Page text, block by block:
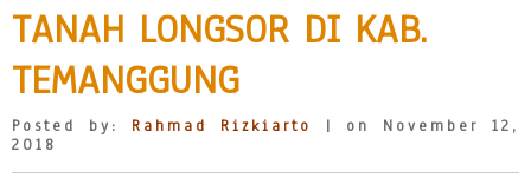
TANAH LONGSOR DI KAB.
TEMANGGUNG
Posted by: Rahmad Rizkiarto
| on November 12,
2018